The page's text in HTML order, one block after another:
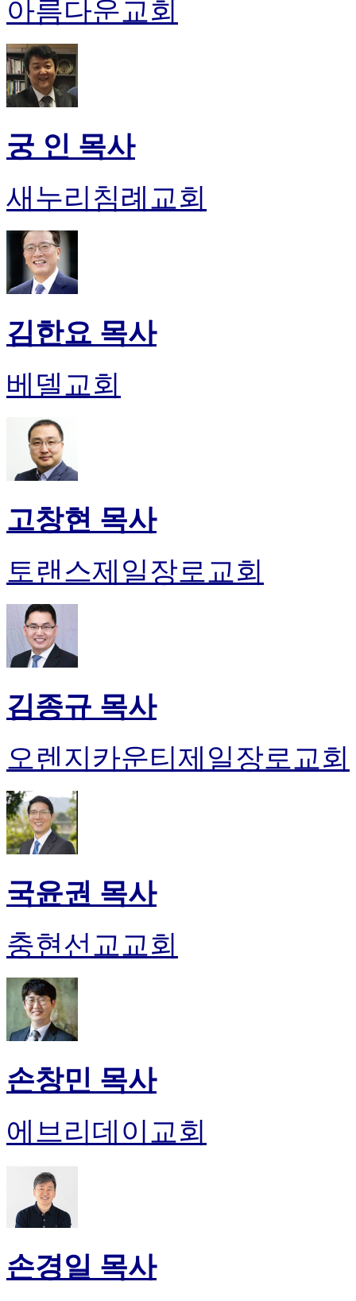
아름다운교회
궁 인 목사
새누리침례교회
김한요 목사
베델교회
고창현 목사
토랜스제일장로교회
김종규 목사
오렌지카운티제일장로교회
국윤권 목사
충현선교교회
손창민 목사
에브리데이교회
손경일 목사